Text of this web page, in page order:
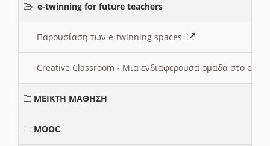
e-twinning for future teachers
Παρουσίαση των e-twinning spaces
Creative Classroom - Μια ενδιαφερουσα ομαδα στο e-
ΜΕΙΚΤΗ ΜΑΘΗΣΗ
MOOC